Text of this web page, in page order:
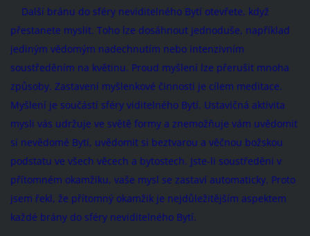
Další bránu do sféry neviditelného Bytí otevřete, když
přestanete myslit. Toho lze dosáhnout jednoduše, například
jediným vědomým nadechnutím nebo intenzivním
soustředěním na květinu. Proud myšlení lze přerušit mnoha
způsoby. Zastavení myšlenkové činnosti je cílem meditace.
Myšlení je součástí sféry viditelného Bytí. Ustavičná aktivita
mysli vás udržuje ve světě formy a znemožňuje vám uvědomit
si nevědomé Bytí, uvědomit si beztvarou a věčnou božskou
podstatu ve všech věcech a bytostech. Jste-li soustředěni v
přítomném okamžiku, vaše mysl se zastaví automaticky. Proto
jsem řekl, že přítomný okamžik je nejdůležitějším aspektem
každé brány do sféry neviditelného Bytí.